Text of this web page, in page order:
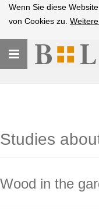
Wenn Sie diese
von Cookies zu.
Toggle
navigation
Studies
Wood in the